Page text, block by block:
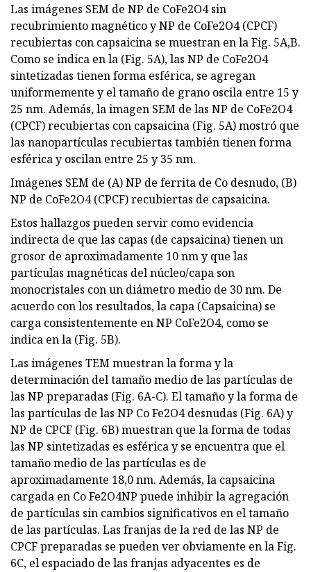
Las imágenes SEM de NP de CoFe2O4 sin
recubrimiento magnético y NP de CoFe2O4 (CPCF)
recubiertas con capsaicina se muestran en la Fig. 5A,B.
Como se indica en la (Fig. 5A), las NP de CoFe2O4
sintetizadas tienen forma esférica, se agregan
uniformemente y el tamaño de grano oscila entre 15 y
25 nm. Además, la imagen SEM de las NP de CoFe2O4
(CPCF) recubiertas con capsaicina (Fig. 5A) mostró que
las nanopartículas recubiertas también tienen forma
esférica y oscilan entre 25 y 35 nm.
Imágenes SEM de (A) NP de ferrita de Co desnudo, (B)
NP de CoFe2O4 (CPCF) recubiertas de capsaicina.
Estos hallazgos pueden servir como evidencia
indirecta de que las capas (de capsaicina) tienen un
grosor de aproximadamente 10 nm y que las
partículas magnéticas del núcleo/capa son
monocristales con un diámetro medio de 30 nm. De
acuerdo con los resultados, la capa (Capsaicina) se
carga consistentemente en NP CoFe2O4, como se
indica en la (Fig. 5B).
Las imágenes TEM muestran la forma y la
determinación del tamaño medio de las partículas de
las NP preparadas (Fig. 6A-C). El tamaño y la forma de
las partículas de las NP Co Fe2O4 desnudas (Fig. 6A) y
NP de CPCF (Fig. 6B) muestran que la forma de todas
las NP sintetizadas es esférica y se encuentra que el
tamaño medio de las partículas es de
aproximadamente 18,0 nm. Además, la capsaicina
cargada en Co Fe2O4NP puede inhibir la agregación
de partículas sin cambios significativos en el tamaño
de las partículas. Las franjas de la red de las NP de
CPCF preparadas se pueden ver obviamente en la Fig.
6C, el espaciado de las franjas adyacentes es de